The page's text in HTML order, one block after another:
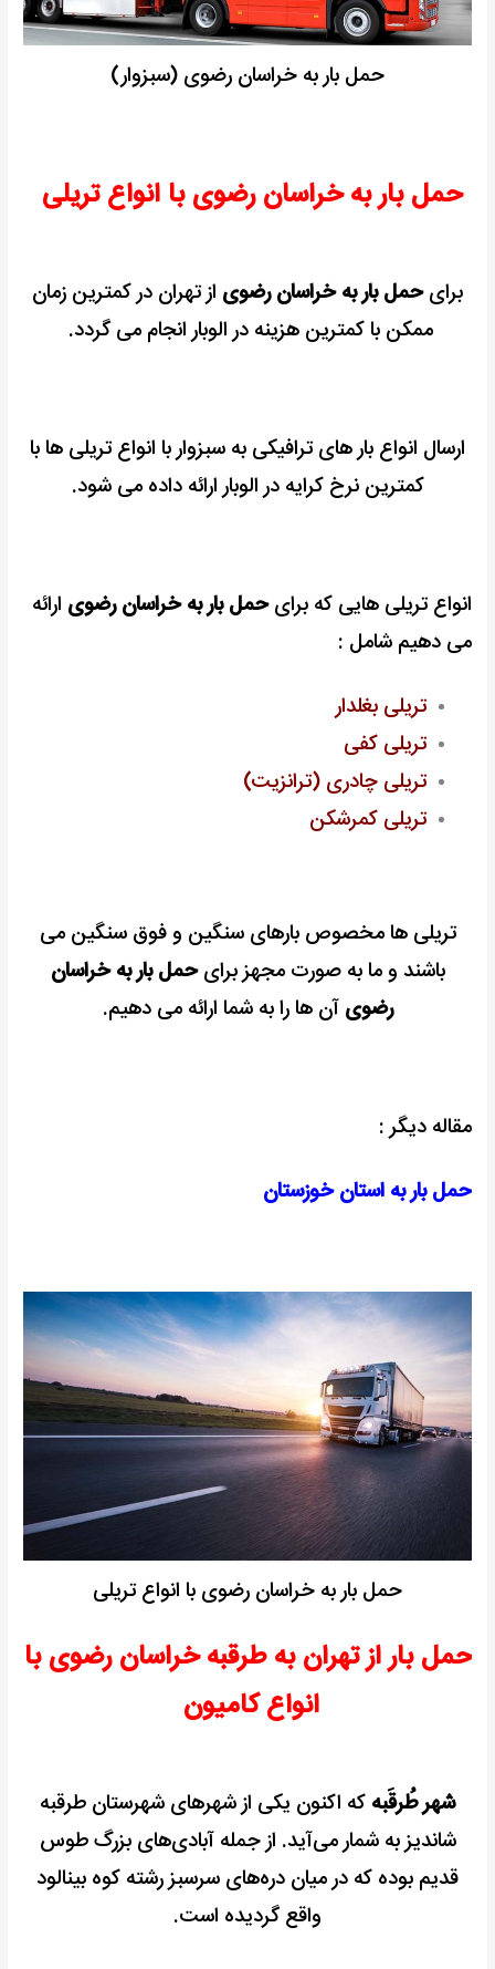
حمل بار به خراسان رضوی (سبزوار)
حمل بار به خراسان رضوی با انواع تریلی
برایحمل بار به خراسان رضوی از تهران در کمترین زمان
ممکن با کمترین هزینه در الوبار انجام می گردد.
ارسال انواع بار های ترافیکی به سبزوار با انواع تریلی ها با
کمترین نرخ کرایه در الوبار ارائه داده می شود.
انواع تریلی هایی که برایحمل بار به خراسان رضوی ارائه
می دهیم شامل :
تریلیبغلدار
تریلی کفی
تریلی چادری (ترانزیت)
تریلی کمرشکن
تریلی ها مخصوص بارهای سنگین و فوق سنگین می
باشند و ما به صورت مجهز برایحمل بار به خراسان
رضوی آن ها را به شما ارائه می دهیم.
مقاله دیگر :
حمل بار به استان خوزستان
حمل بار به خراسان رضوی با انواع تریلی
حمل بار از تهران به طرقبه خراسان رضوی با
انواع کامیون
شهر طُرقَبه که اکنون یکی از شهرهای شهرستان طرقبه
شاندیز به شمار می‌آید. از جمله آبادی‌های بزرگ طوس
قدیم بوده که در میان دره‌های سرسبز رشته کوه بینالود
واقع گردیده است.